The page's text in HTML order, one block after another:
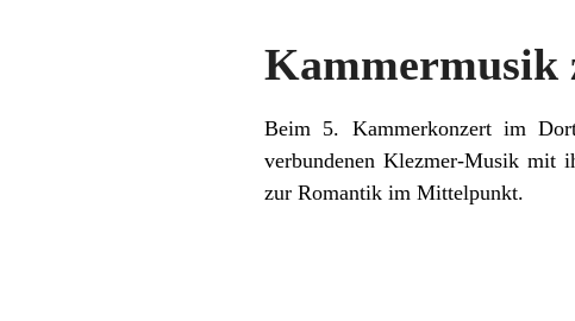
Kammermusik
Beim 5. Kammerkonzert im
verbundenen Klezmer-Musik mit
zur Romantik im Mittelpunkt.